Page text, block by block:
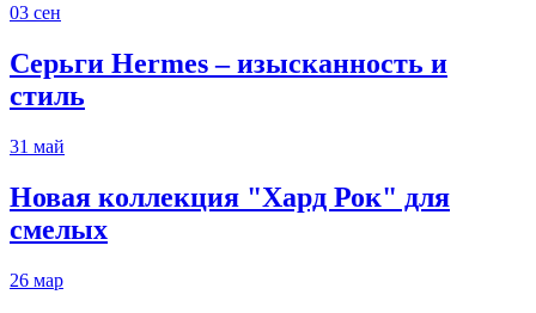
03 сен
Серьги Hermes – изысканность и
стиль
31 май
Новая коллекция "Хард Рок" для
смелых
26 мар